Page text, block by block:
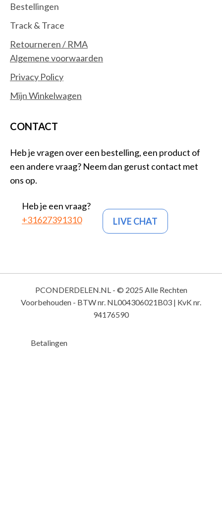
Bestellingen
Track & Trace
Retourneren / RMA
Algemene voorwaarden
Privacy Policy
Mijn Winkelwagen
CONTACT
Heb je vragen over een bestelling, een product of
een andere vraag? Neem dan gerust contact met
ons op.
Heb je een vraag?
+31627391310
LIVE CHAT
PCONDERDELEN.NL - © 2025 Alle Rechten
Voorbehouden - BTW nr. NL004306021B03 | KvK nr.
94176590
Betalingen